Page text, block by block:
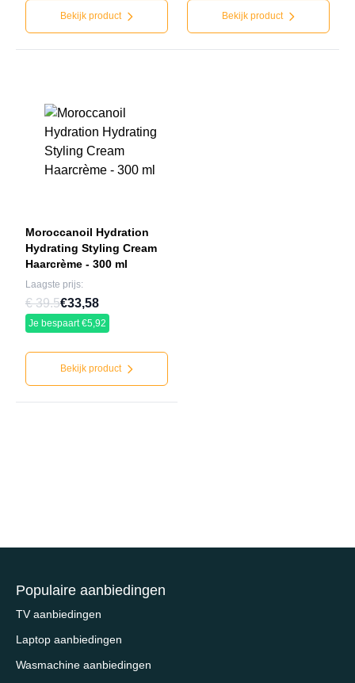
Bekijk product Bekijk product
Moroccanoil Hydration
Hydrating Styling Cream
Haarcrème - 300 ml
Laagste prijs:
€ 39.5€33,58
Je bespaart €5,92
Bekijk product
Populaire aanbiedingen
TV aanbiedingen
Laptop aanbiedingen
Wasmachine aanbiedingen